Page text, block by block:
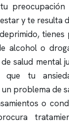
y te resulta
alcohol o
salud mental
que tu
problema de
o